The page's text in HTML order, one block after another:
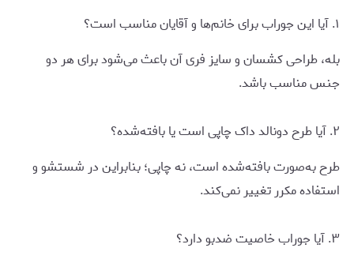
۱. آیا این جوراب برای خانم‌ها و آقایان مناسب است؟
بله، طراحی کشسان و سایز فری آن باعث می‌شود برای هر دو
جنس مناسب باشد.
۲. آیا طرح دونالد داک چاپی است یا بافته‌شده؟
طرح به‌صورت بافته‌شده است، نه چاپی؛ بنابراین در شستشو و
استفاده مکرر تغییر نمی‌کند.
۳. آیا جوراب خاصیت ضدبو دارد؟